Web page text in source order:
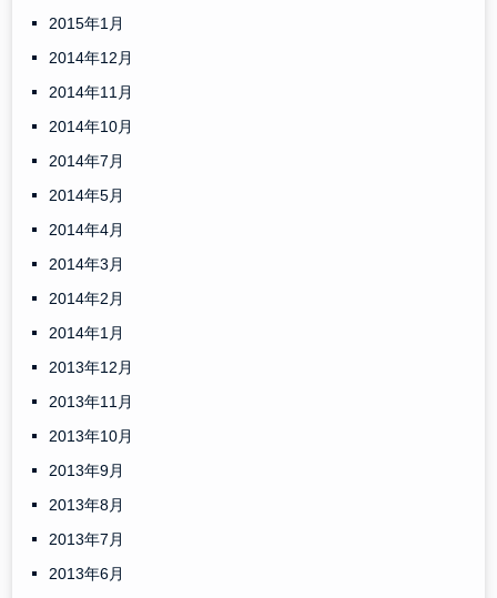
2015年1月
2014年12月
2014年11月
2014年10月
2014年7月
2014年5月
2014年4月
2014年3月
2014年2月
2014年1月
2013年12月
2013年11月
2013年10月
2013年9月
2013年8月
2013年7月
2013年6月